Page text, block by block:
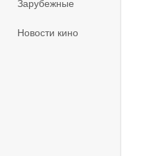
Зарубежные
Новости кино